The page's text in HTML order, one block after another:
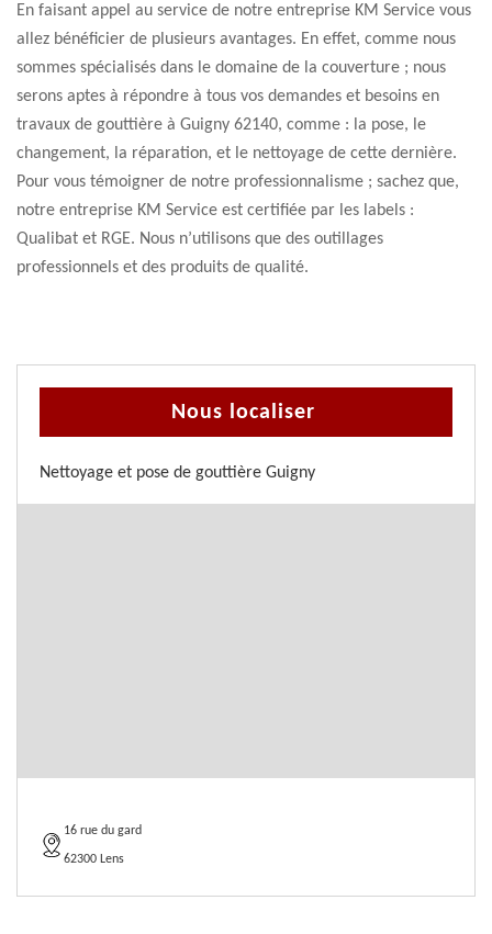
En faisant appel au service de notre entreprise KM Service vous
allez bénéficier de plusieurs avantages. En effet, comme nous
sommes spécialisés dans le domaine de la couverture ; nous
serons aptes à répondre à tous vos demandes et besoins en
travaux de gouttière à Guigny 62140, comme : la pose, le
changement, la réparation, et le nettoyage de cette dernière.
Pour vous témoigner de notre professionnalisme ; sachez que,
notre entreprise KM Service est certifiée par les labels :
Qualibat et RGE. Nous n’utilisons que des outillages
professionnels et des produits de qualité.
Nous localiser
Nettoyage et pose de gouttière Guigny
16 rue du gard
62300 Lens